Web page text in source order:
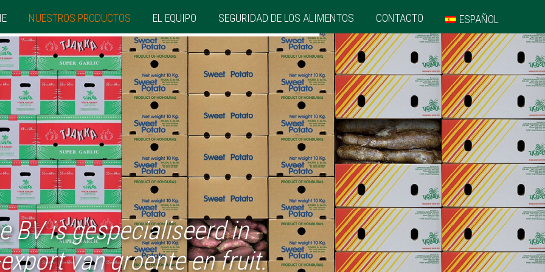
NUESTROS PRODUCTOS EL EQUIPO SEGURIDAD DE LOS ALIMENTOS CONTACTO ESPAÑOL